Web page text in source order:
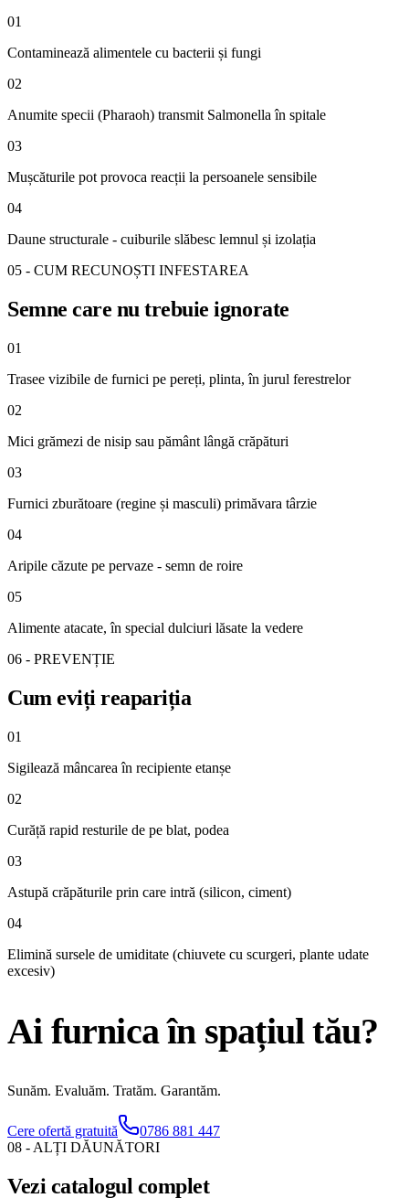
01
Contaminează alimentele cu bacterii și fungi
02
Anumite specii (Pharaoh) transmit Salmonella în spitale
03
Mușcăturile pot provoca reacții la persoanele sensibile
04
Daune structurale - cuiburile slăbesc lemnul și izolația
05 - CUM RECUNOȘTI INFESTAREA
Semne care nu trebuie ignorate
01
Trasee vizibile de furnici pe pereți, plinta, în jurul ferestrelor
02
Mici grămezi de nisip sau pământ lângă crăpături
03
Furnici zburătoare (regine și masculi) primăvara târzie
04
Aripile căzute pe pervaze - semn de roire
05
Alimente atacate, în special dulciuri lăsate la vedere
06 - PREVENȚIE
Cum eviți reapariția
01
Sigilează mâncarea în recipiente etanșe
02
Curăță rapid resturile de pe blat, podea
03
Astupă crăpăturile prin care intră (silicon, ciment)
04
Elimină sursele de umiditate (chiuvete cu scurgeri, plante udate
excesiv)
Ai furnicaîn spațiul tău?
Sunăm. Evaluăm. Tratăm. Garantăm.
Cere ofertă gratuită
0786 881 447
08 - ALȚI DĂUNĂTORI
Vezi catalogul complet